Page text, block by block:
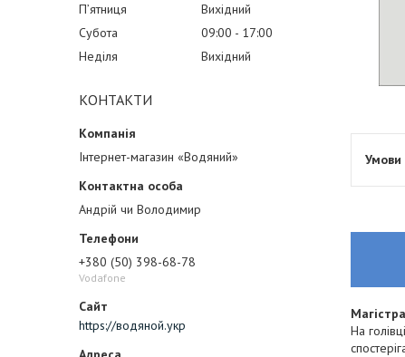
Пʼятниця
Вихідний
Субота
09:00
17:00
Неділя
Вихідний
КОНТАКТИ
Інтернет-магазин «Водяний»
Андрій чи Володимир
+380 (50) 398-68-78
Vodafone
https://водяной.укр
На